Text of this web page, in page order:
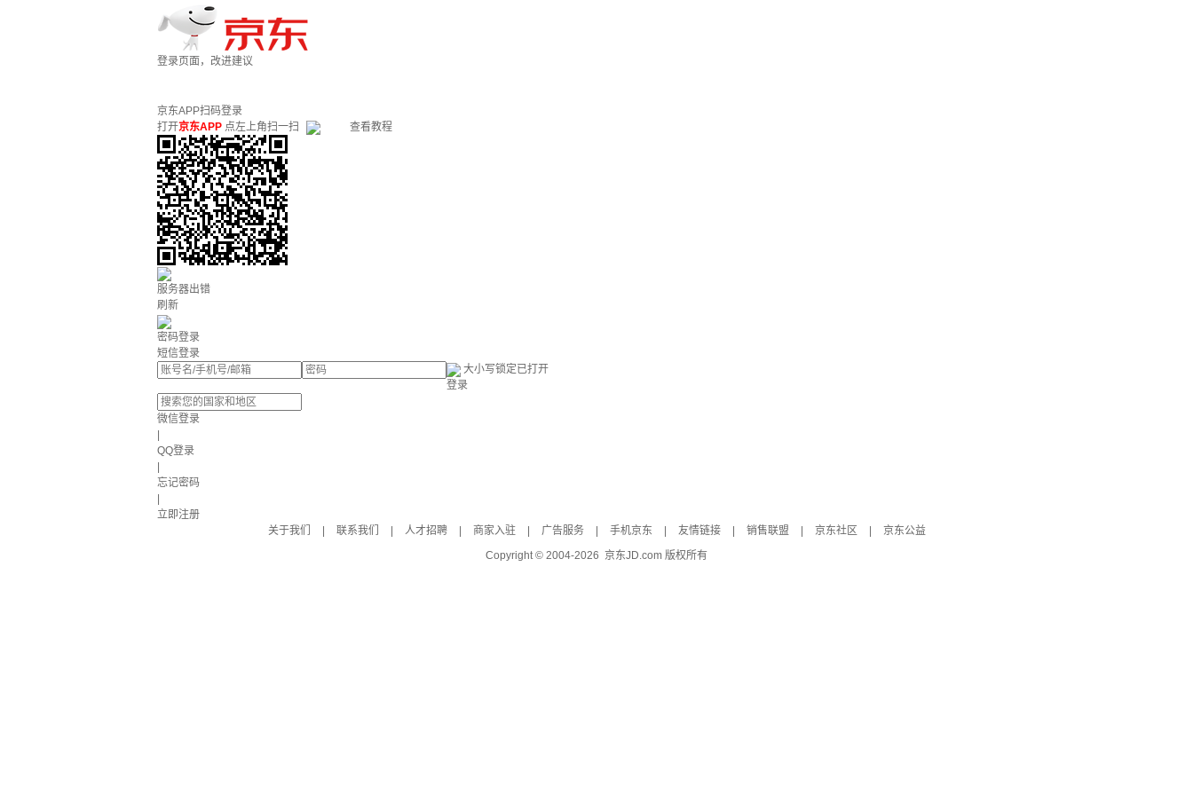
登录页面，改进建议
京东APP扫码登录
打开京东APP 点左上角扫一扫 查看教程
服务器出错
刷新
密码登录
短信登录
大小写锁定已打开
登录
微信登录
QQ登录
忘记密码
立即注册
关于我们
联系我们 人才招聘 商家入驻 广告服务 手机京东 友情链接 销售联盟 京东社区
京东公益
Copyright © 2004-2026 京东JD.com 版权所有